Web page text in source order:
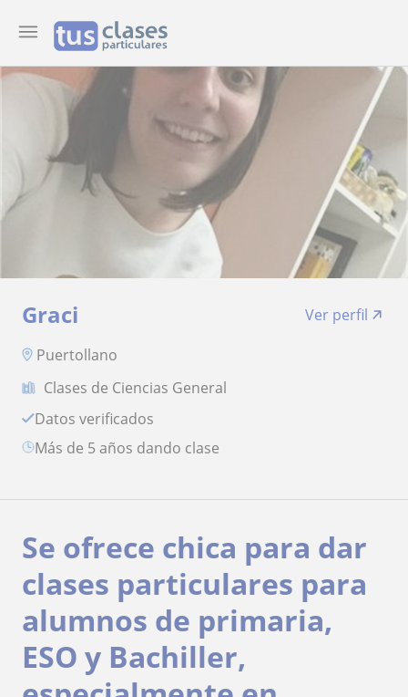
Graci
Ver perfil
Puertollano
Clases de Ciencias General
Datos verificados
más de 5 años dando clase
Se ofrece chica para dar
clases particulares para
alumnos de primaria,
ESO y Bachiller,